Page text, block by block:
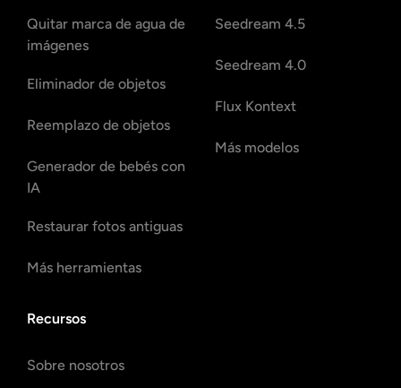
Quitar marca de agua de
imágenes
Eliminador de objetos
Reemplazo de objetos
Generador de bebés con
IA
Restaurar fotos antiguas
Más herramientas
Seedream 4.5
Seedream 4.0
Flux Kontext
Más modelos
Recursos
Sobre nosotros